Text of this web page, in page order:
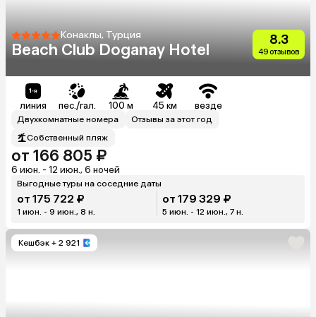
Конаклы, Турция
Beach Club Doganay Hotel
8.3
49 отзывов
линия пес./гал. 100 м 45 км везде
Двухкомнатные номера
Отзывы за этот год
Собственный пляж
от 166 805 ₽
6 июн. - 12 июн., 6 ночей
Выгодные туры на соседние даты
от 175 722 ₽
1 июн. - 9 июн., 8 н.
от 179 329 ₽
5 июн. - 12 июн., 7 н.
Кешбэк + 2 921